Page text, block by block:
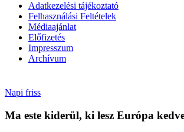
Adatkezelési tájékoztató
Felhasználási Feltételek
Médiaajánlat
Előfizetés
Impresszum
Archívum
Napi friss
Ma este kiderül, ki lesz Európa